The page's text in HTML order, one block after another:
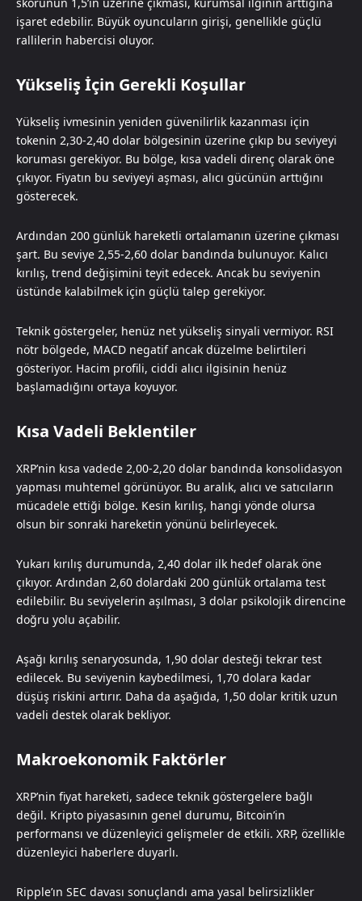
işaret edebilir. Büyük oyuncuların girişi, genellikle güçlü
rallilerin habercisi oluyor.
Yükseliş İçin Gerekli Koşullar
Yükseliş ivmesinin yeniden güvenilirlik kazanması için
tokenin 2,30-2,40 dolar bölgesinin üzerine çıkıp bu seviyeyi
koruması gerekiyor. Bu bölge, kısa vadeli direnç olarak öne
çıkıyor. Fiyatın bu seviyeyi aşması, alıcı gücünün arttığını
gösterecek.
Ardından 200 günlük hareketli ortalamanın üzerine çıkması
şart. Bu seviye 2,55-2,60 dolar bandında bulunuyor. Kalıcı
kırılış, trend değişimini teyit edecek. Ancak bu seviyenin
üstünde kalabilmek için güçlü talep gerekiyor.
Teknik göstergeler, henüz net yükseliş sinyali vermiyor. RSI
nötr bölgede, MACD negatif ancak düzelme belirtileri
gösteriyor. Hacim profili, ciddi alıcı ilgisinin henüz
başlamadığını ortaya koyuyor.
Kısa Vadeli Beklentiler
XRP’nin kısa vadede 2,00-2,20 dolar bandında konsolidasyon
yapması muhtemel görünüyor. Bu aralık, alıcı ve satıcıların
mücadele ettiği bölge. Kesin kırılış, hangi yönde olursa
olsun bir sonraki hareketin yönünü belirleyecek.
Yukarı kırılış durumunda, 2,40 dolar ilk hedef olarak öne
çıkıyor. Ardından 2,60 dolardaki 200 günlük ortalama test
edilebilir. Bu seviyelerin aşılması, 3 dolar psikolojik direncine
doğru yolu açabilir.
Aşağı kırılış senaryosunda, 1,90 dolar desteği tekrar test
edilecek. Bu seviyenin kaybedilmesi, 1,70 dolara kadar
düşüş riskini artırır. Daha da aşağıda, 1,50 dolar kritik uzun
vadeli destek olarak bekliyor.
Makroekonomik Faktörler
XRP’nin fiyat hareketi, sadece teknik göstergelere bağlı
değil. Kripto piyasasının genel durumu, Bitcoin’in
performansı ve düzenleyici gelişmeler de etkili. XRP, özellikle
düzenleyici haberlere duyarlı.
Ripple’ın SEC davası sonuçlandı ama yasal belirsizlikler